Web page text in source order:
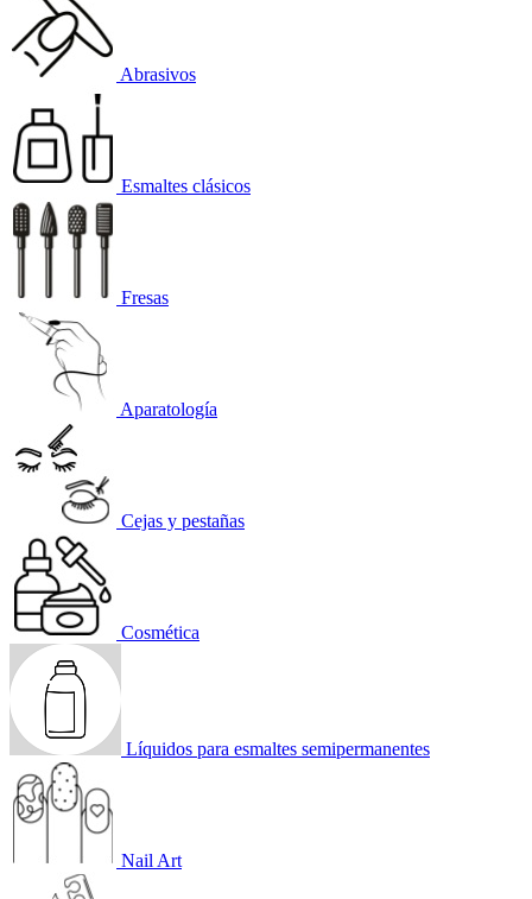
Abrasivos
Esmaltes clásicos
Fresas
Aparatología
Cejas y pestañas
Cosmética
Líquidos para esmaltes semipermanentes
Nail Art